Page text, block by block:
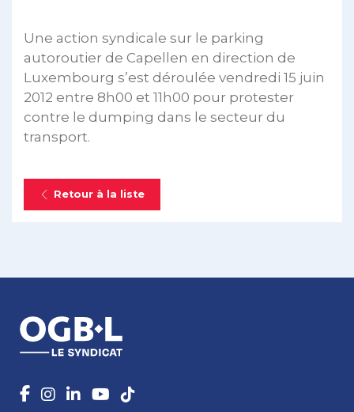
Une action syndicale sur le parking
autoroutier de Capellen en direction de
Luxembourg s’est déroulée vendredi 15 juin
2012 entre 8h00 et 11h00 pour protester
contre le dumping dans le secteur du
transport.
Retour à la liste